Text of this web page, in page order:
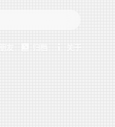
朋友 归档 关于